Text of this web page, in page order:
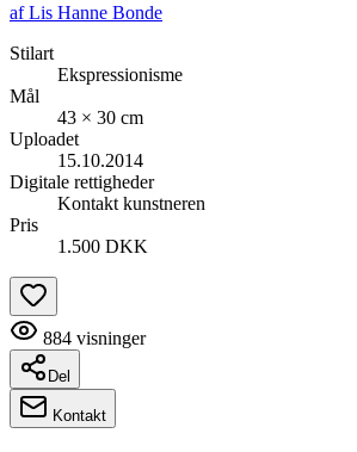
afLis Hanne Bonde
Stilart
Ekspressionisme
Mål
43 × 30 cm
Uploadet
15.10.2014
Digitale rettigheder
Kontakt kunstneren
Pris
1.500 DKK
884 visninger
Del
Kontakt